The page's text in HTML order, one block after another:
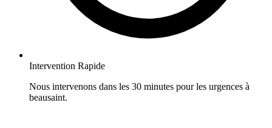
Intervention Rapide
Nous intervenons dans les 30 minutes pour les urgences à
beausaint.